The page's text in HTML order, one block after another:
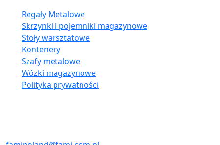
Regały Metalowe
Skrzynki i pojemniki magazynowe
Stoły warsztatowe
Kontenery
Szafy metalowe
Wózki magazynowe
Polityka prywatności